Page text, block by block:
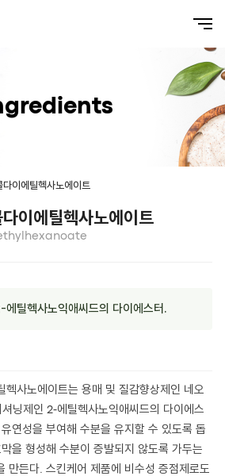
다이에틸헥사노에이트
이에틸헥사노에이트
틸헥사노익애씨드의 다이에스터.
헥사노에이트는 용매 및 질감향상제인 네오
닝제인 2-에틸헥사노익애씨드의 다이에스
연성을 부여해 수분을 유지할 수 있도록 돕
을 형성해 수분이 증발되지 않도록 가두는
만든다. 스킨케어 제품에 비수성 증점제로도